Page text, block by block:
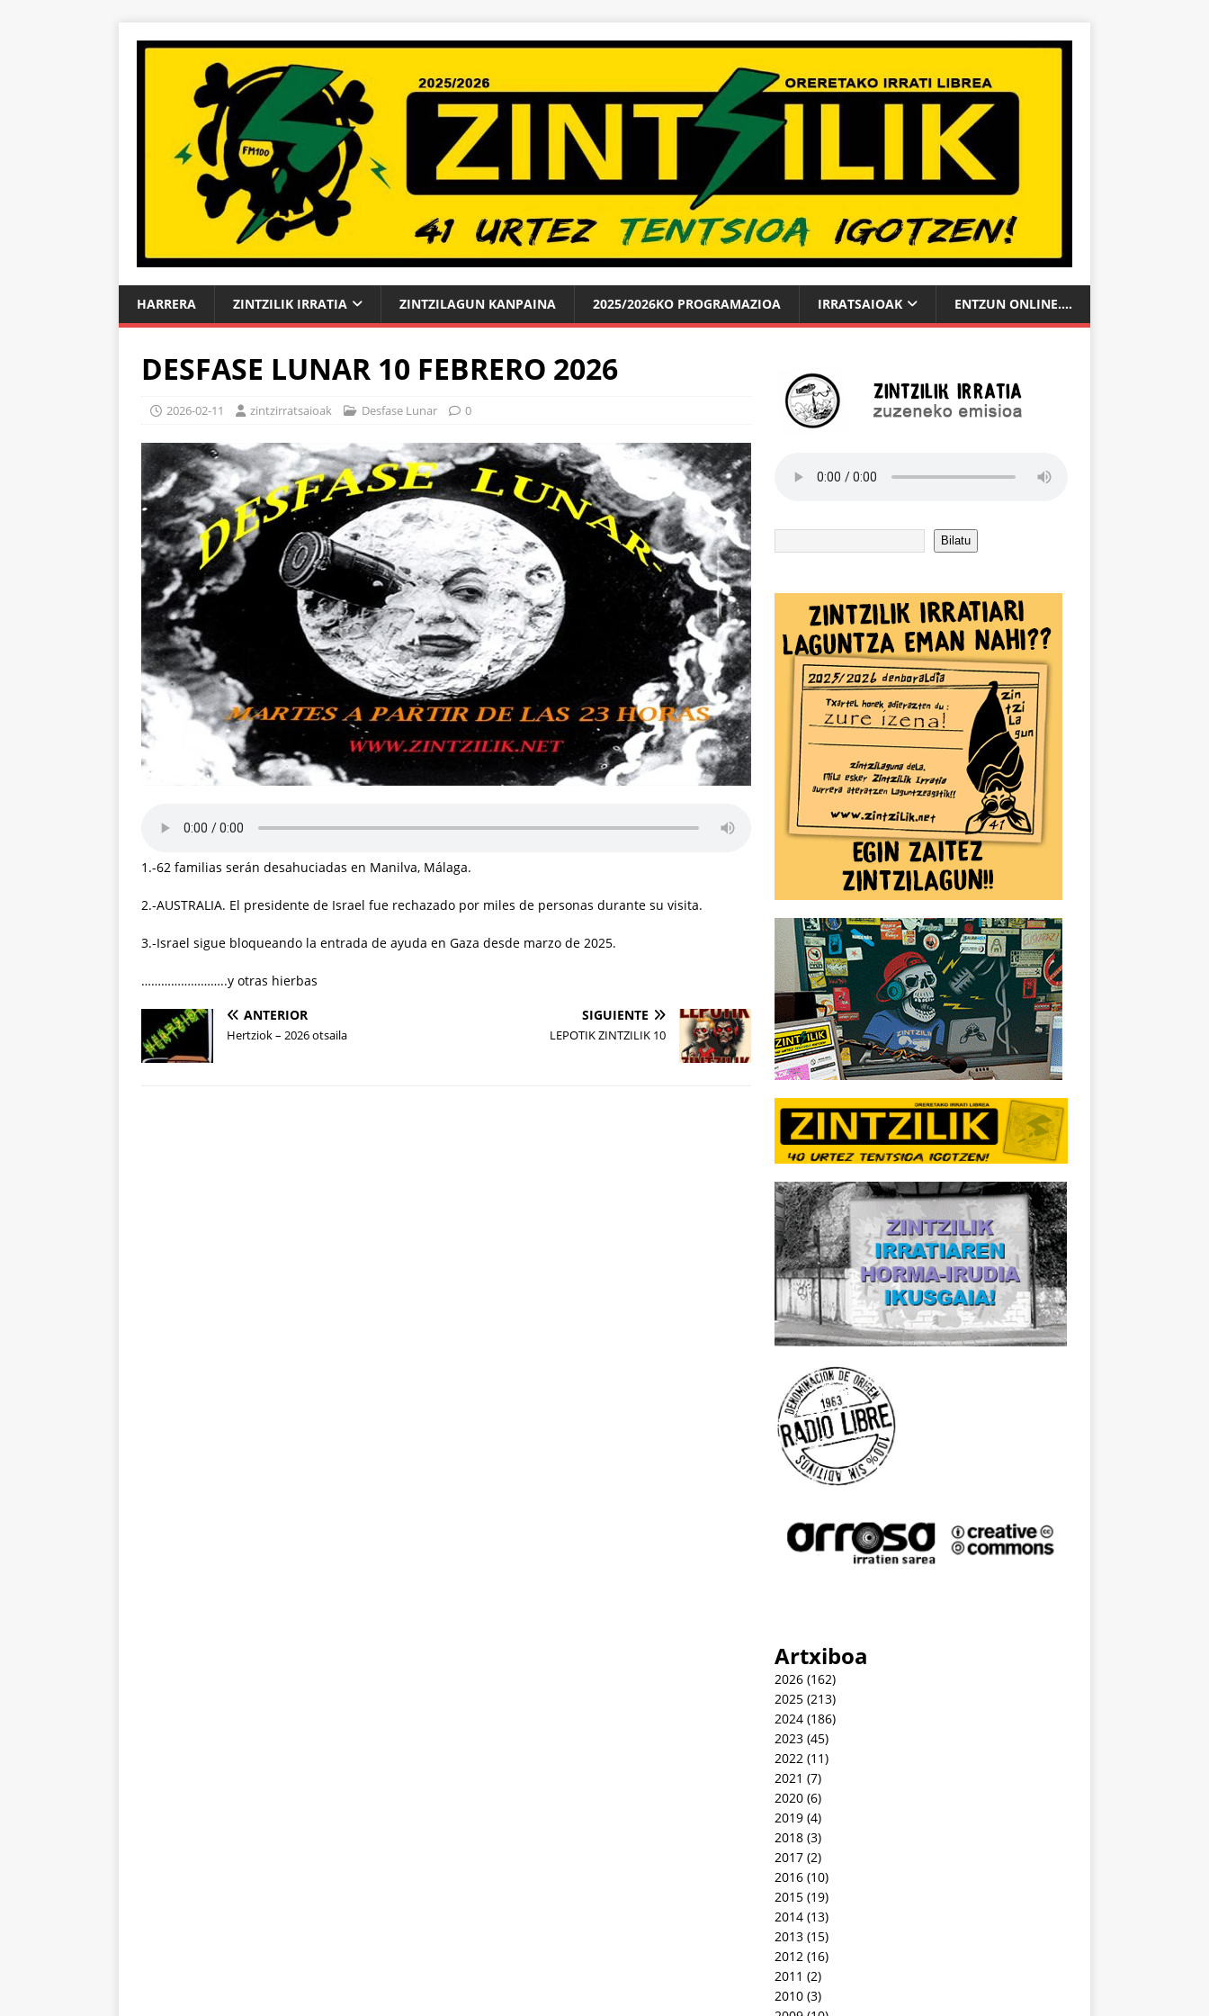
HARRERA ZINTZILIK IRRATIA ZINTZILAGUN KANPAINA 2025/2026KO PROGRAMAZIOA IRRATSAIOAK ENTZUN ONLINE….
DESFASE LUNAR 10 FEBRERO 2026
2026-02-11 zintzirratsaioak Desfase Lunar 0
1.-62 familias serán desahuciadas en Manilva, Málaga.
2.-AUSTRALIA. El presidente de Israel fue rechazado por miles de personas durante su visita.
3.-Israel sigue bloqueando la entrada de ayuda en Gaza desde marzo de 2025.
……………………..y otras hierbas
ANTERIOR
Hertziok – 2026 otsaila
SIGUIENTE
LEPOTIK ZINTZILIK 10
Bilatu
Artxiboa
2026(162)
2025(213)
2024(186)
2023(45)
2022 (11)
2021 (7)
2020(6)
2019(4)
2018(3)
2017(2)
2016(10)
2015(19)
2014(13)
2013(15)
2012 (16)
2011 (2)
2010(3)